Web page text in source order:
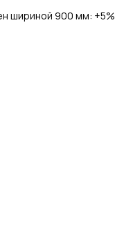
шириной 900 мм: